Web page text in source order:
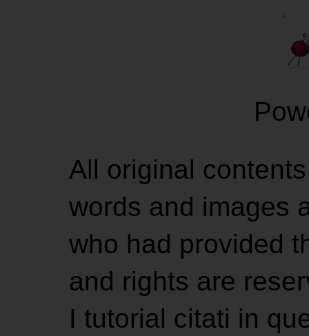
.
All original
words and images
who had provided
and rights are
I tutorial citati in